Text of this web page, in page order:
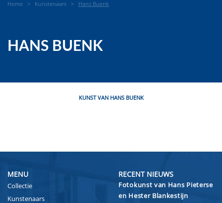
Home > Kunstenaars > Hans Buenk
HANS BUENK
KUNST VAN HANS BUENK
MENU
Collectie
Kunstenaars
RECENT NIEUWS
Fotokunst van Hans Pieterse
en Hester Blankestijn